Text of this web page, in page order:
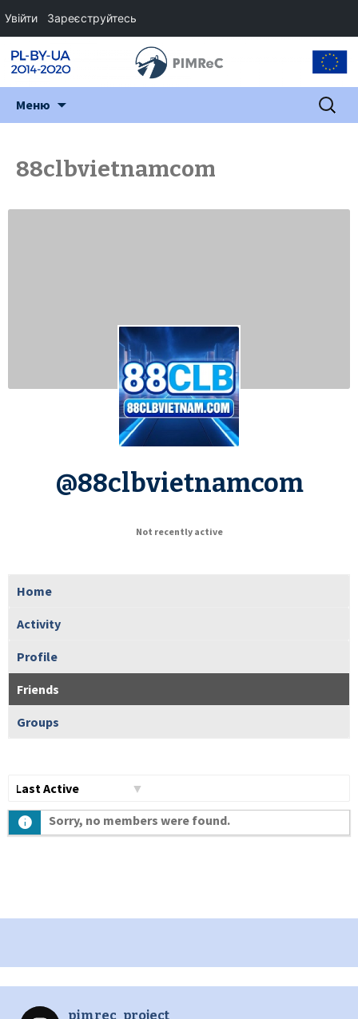
Меню Пошук:
88clbvietnamcom
@88clbvietnamcom
Not recently active
Home
Activity
Profile
Friends
Groups
Sorry, no members were found.
pimrec_project
Увійти Зареєструйтесь